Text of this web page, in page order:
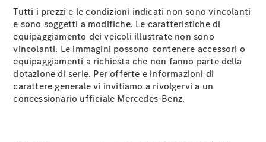
Modelli ibridi plug-in
Berline
Tutti i prezzi e le condizioni indicati non sono vincolanti
e sono soggetti a modifiche. Le caratteristiche di
equipaggiamento dei veicoli illustrate non sono
vincolanti. Le immagini possono contenere accessori o
equipaggiamenti a richiesta che non fanno parte della
dotazione di serie. Per offerte e informazioni di
carattere generale vi invitiamo a rivolgervi a un
concessionario ufficiale Mercedes-Benz.